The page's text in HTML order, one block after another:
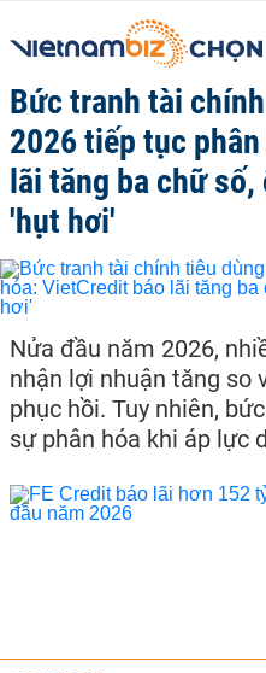
Bức tranh tài
2026 tiếp tục
lãi tăng ba chữ
'hụt hơi'
Nửa đầu năm 2026,
nhận lợi nhuận tăng so
phục hồi. Tuy nhiên,
sự phân hóa khi áp lực